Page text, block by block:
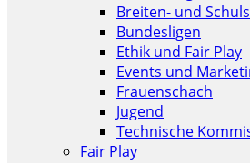
Breiten- und
Bundesligen
Ethik und Fair Play
Events und
Frauenschach
Jugend
Technische
Fair Play